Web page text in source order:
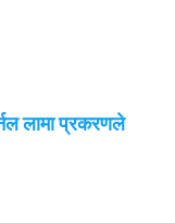
लामा प्रकरणले